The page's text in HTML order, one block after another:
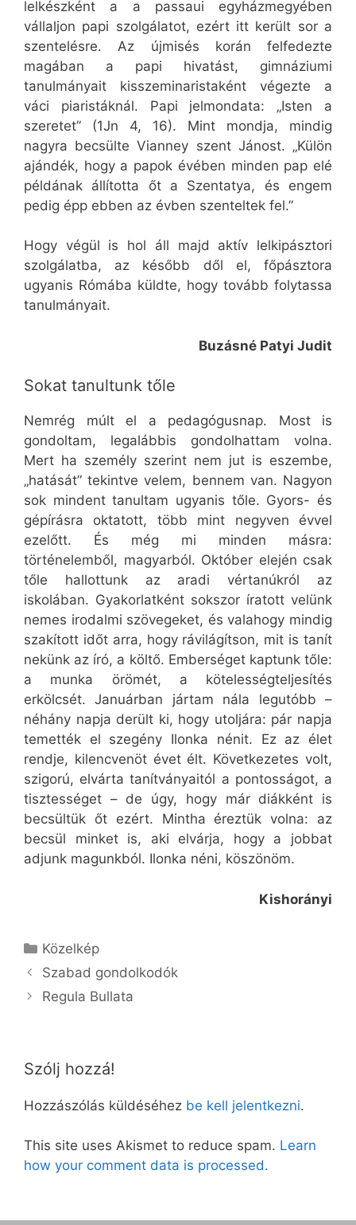
lelkészként a a passaui egyházmegyében
vállaljon papi szolgálatot, ezért itt került sor a
szentelésre. Az újmisés korán felfedezte
magában a papi hivatást, gimnáziumi
tanulmányait kisszeminaristaként végezte a
váci piaristáknál. Papi jelmondata: „Isten a
szeretet” (1Jn 4, 16). Mint mondja, mindig
nagyra becsülte Vianney szent Jánost. „Külön
ajándék, hogy a papok évében minden pap elé
példának állította őt a Szentatya, és engem
pedig épp ebben az évben szenteltek fel.”
Hogy végül is hol áll majd aktív lelkipásztori
szolgálatba, az később dől el, főpásztora
ugyanis Rómába küldte, hogy tovább folytassa
tanulmányait.
Buzásné Patyi Judit
Sokat tanultunk tőle
Nemrég múlt el a pedagógusnap. Most is
gondoltam, legalábbis gondolhattam volna.
Mert ha személy szerint nem jut is eszembe,
„hatását” tekintve velem, bennem van. Nagyon
sok mindent tanultam ugyanis tőle. Gyors- és
gépírásra oktatott, több mint negyven évvel
ezelőtt. És még mi minden másra:
történelemből, magyarból. Október elején csak
tőle hallottunk az aradi vértanúkról az
iskolában. Gyakorlatként sokszor íratott velünk
nemes irodalmi szövegeket, és valahogy mindig
szakított időt arra, hogy rávilágítson, mit is tanít
nekünk az író, a költő. Emberséget kaptunk tőle:
a munka örömét, a kötelességteljesítés
erkölcsét. Januárban jártam nála legutóbb –
néhány napja derült ki, hogy utoljára: pár napja
temették el szegény Ilonka nénit. Ez az élet
rendje, kilencvenöt évet élt. Következetes volt,
szigorú, elvárta tanítványaitól a pontosságot, a
tisztességet – de úgy, hogy már diákként is
becsültük őt ezért. Mintha éreztük volna: az
becsül minket is, aki elvárja, hogy a jobbat
adjunk magunkból. Ilonka néni, köszönöm.
Kishorányi
Kategória
Közelkép
Szabad gondolkodók
Regula Bullata
Szólj hozzá!
Hozzászólás küldéséhez be kell jelentkezni.
This site uses Akismet to reduce spam. Learn
how your comment data is processed.